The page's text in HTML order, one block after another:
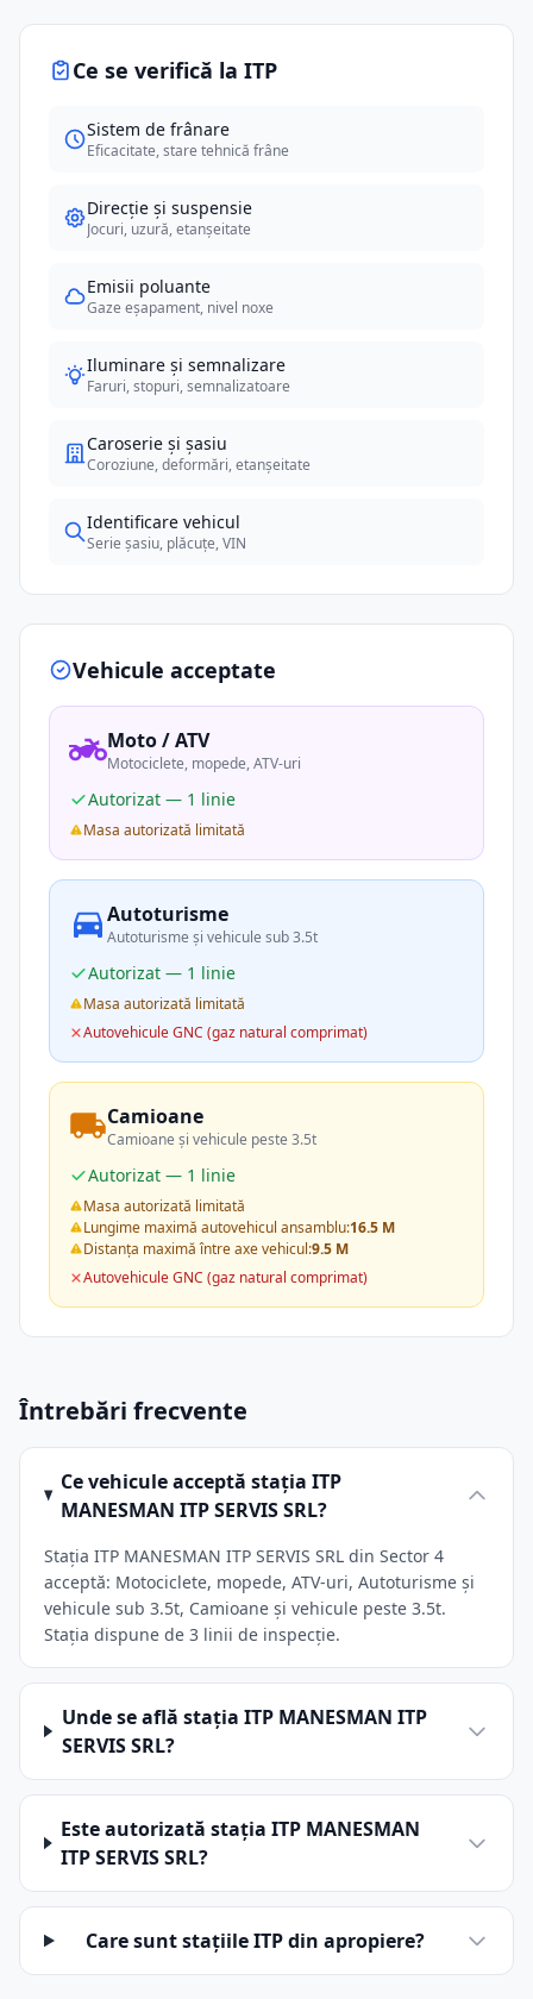
Ce se verifică la ITP
Sistem de frânare
Eficacitate, stare tehnică frâne
Direcție și suspensie
Jocuri, uzură, etanșeitate
Emisii poluante
Gaze eșapament, nivel noxe
Iluminare și semnalizare
Faruri, stopuri, semnalizatoare
Caroserie și șasiu
Coroziune, deformări, etanșeitate
Identificare vehicul
Serie șasiu, plăcuțe, VIN
Vehicule acceptate
Moto / ATV
Motociclete, mopede, ATV-uri
Autorizat — 1 linie
Masa autorizată limitată
Autoturisme
Autoturisme și vehicule sub 3.5t
Autorizat — 1 linie
Masa autorizată limitată
Autovehicule GNC (gaz natural comprimat)
Camioane
Camioane și vehicule peste 3.5t
Autorizat — 1 linie
Masa autorizată limitată
Lungime maximă autovehicul ansamblu:16.5 M
Distanța maximă între axe vehicul:9.5 M
Autovehicule GNC (gaz natural comprimat)
Întrebări frecvente
Ce vehicule acceptă stația ITP
MANESMAN ITP SERVIS SRL?
Stația ITP MANESMAN ITP SERVIS SRL din Sector 4
acceptă: Motociclete, mopede, ATV-uri, Autoturisme și
vehicule sub 3.5t, Camioane și vehicule peste 3.5t.
Stația dispune de 3 linii de inspecție.
Unde se află stația ITP MANESMAN ITP
SERVIS SRL?
Este autorizată stația ITP MANESMAN
ITP SERVIS SRL?
Care sunt stațiile ITP din apropiere?